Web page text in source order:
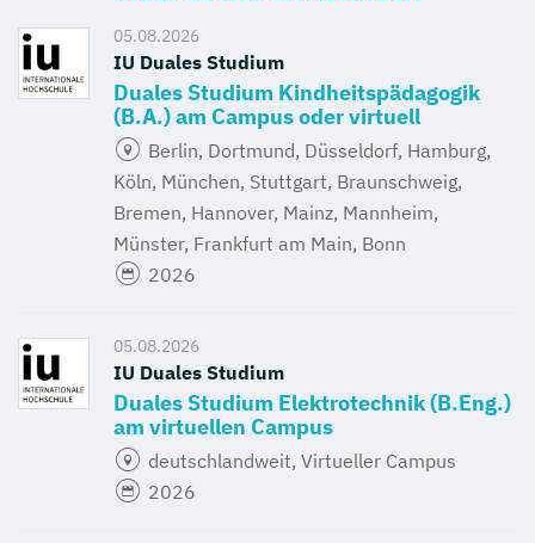
05.08.2026
IU Duales Studium
Duales Studium Kindheitspädagogik
(B.A.) am Campus oder virtuell
Berlin, Dortmund, Düsseldorf, Hamburg,
Köln, München, Stuttgart, Braunschweig,
Bremen, Hannover, Mainz, Mannheim,
Münster, Frankfurt am Main, Bonn
2026
05.08.2026
IU Duales Studium
Duales Studium Elektrotechnik (B.Eng.)
am virtuellen Campus
deutschlandweit, Virtueller Campus
2026